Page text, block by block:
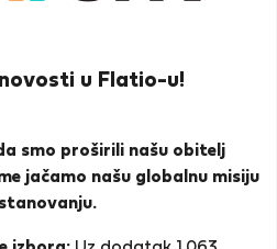
u Flatio-u!
smo proširili našu obitelj
jačamo našu globalnu misiju
Carmo R.
Óbidos, Lisabon
ŽIVOTOPIS